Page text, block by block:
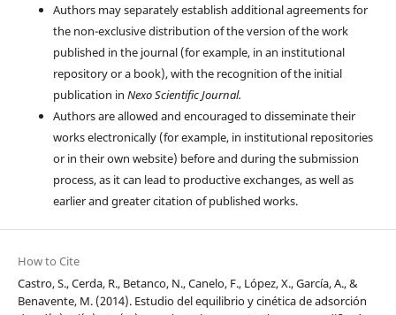
Authors may separately establish additional agreements for
the non-exclusive distribution of the version of the work
published in the journal (for example, in an institutional
repository or a book), with the recognition of the initial
publication in Nexo Scientific Journal.
Authors are allowed and encouraged to disseminate their
works electronically (for example, in institutional repositories
or in their own website) before and during the submission
process, as it can lead to productive exchanges, as well as
earlier and greater citation of published works.
How to Cite
Castro, S., Cerda, R., Betanco, N., Canelo, F., López, X., García, A., &
Benavente, M. (2014). Estudio del equilibrio y cinética de adsorción